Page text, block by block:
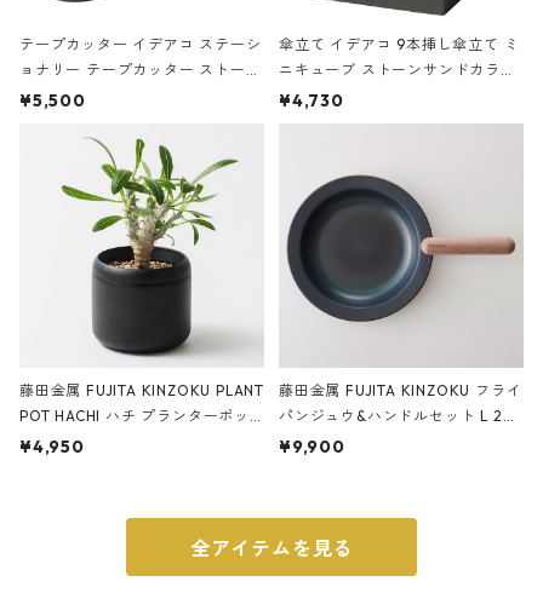
テープカッター イデアコ ステーシ
ョナリー テープカッター ストーン
サンドカラー 石調 ideaco Station
¥5,500
傘立て イデアコ 9本挿し傘立て ミ
ニキューブ ストーンサンドカラー
石調 ideaco Umbrella Stand CUB
E ストーンサンドブラック
¥4,730
藤田金属 FUJITA KINZOKU PLANT
POT HACHI ハチ プランターポッ
ト 3号 ブラック
¥4,950
藤田金属 FUJITA KINZOKU フライ
パンジュウ&ハンドルセット L 24c
m ガス火・IH対応 鉄フライパン
¥9,900
全アイテムを見る